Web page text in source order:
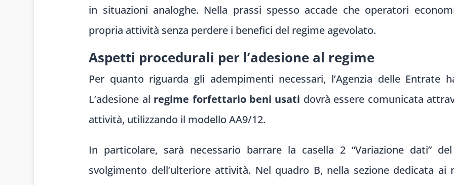
in situazioni analoghe. Nella prassi spesso accade che operatori
propria attività senza perdere i benefici del regime agevolato.
Aspetti procedurali per l’adesione al regime
Per quanto riguarda gli adempimenti necessari, l’Agenzia delle Entrate
L’adesione al regime forfettario beni usati dovrà essere comunicata
attività, utilizzando il modello AA9/12.
In particolare, sarà necessario barrare la casella 2 “Variazione dati”
svolgimento dell’ulteriore attività. Nel quadro B, nella sezione dedicata ai